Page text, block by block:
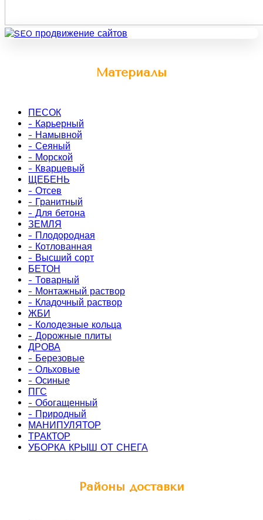
Материалы
ПЕСОК
- Карьерный
- Намывной
- Сеяный
- Морской
- Кварцевый
ЩЕБЕНЬ
- Отсев
- Гранитный
- Для бетона
ЗЕМЛЯ
- Плодородная
- Котлованная
- Высший сорт
БЕТОН
- Товарный
- Монтажный раствор
- Кладочный раствор
ЖБИ
- Колодезные кольца
- Дорожные плиты
ДРОВА
- Березовые
- Ольховые
- Осиные
ПГС
- Обогащенный
- Природный
МАНИПУЛЯТОР
ТРАКТОР
УБОРКА КРЫШ ОТ СНЕГА
Районы доставки